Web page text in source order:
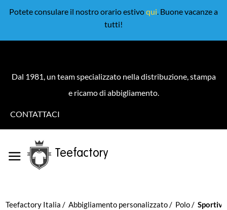
Potete consulare il nostro orario estivoqui. Buone vacanze a
tutti!
Dal 1981, un team specializzato nella distribuzione, stampa
e ricamo di abbigliamento.
CONTATTACI
Teefactory
Teefactory Italia Abbigliamento personalizzato Polo Sportive